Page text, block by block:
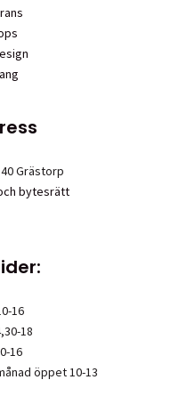
Grästorp
bytesrätt
16
18
16
öppet 10-13